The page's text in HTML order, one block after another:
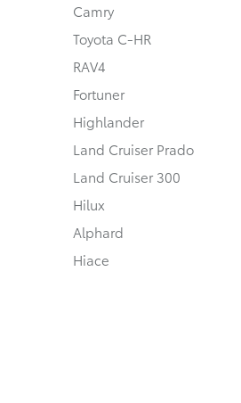
Camry
Toyota C-HR
RAV4
Fortuner
Highlander
Land Cruiser Prado
Land Cruiser 300
Hilux
Alphard
Hiace